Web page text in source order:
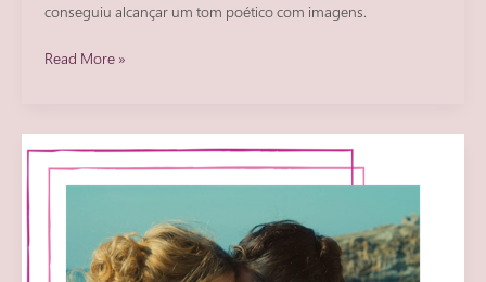
conseguiu alcançar um tom poético com imagens.
As
Retrato
de
uma
Jovem
Chamas
Read More »